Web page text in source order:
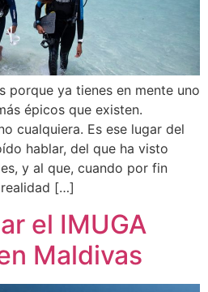
porque ya tienes en mente uno
épicos que existen.
cualquiera. Es ese lugar del
hablar, del que ha visto
y al que, cuando por fin
[…]
el IMUGA
Maldivas